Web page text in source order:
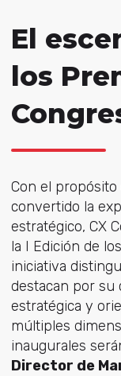
El
los
Con el
convertido la
estratégico, CX
la I Edición de los
iniciativa
destacan por su
estratégica y
múltiples
inaugurales
Director de